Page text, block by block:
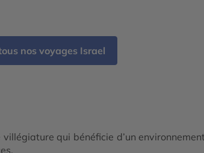
nos voyages Israel
qui bénéficie d’un